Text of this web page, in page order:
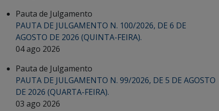
Pauta de Julgamento
PAUTA DE JULGAMENTO N. 100/2026, DE 6 DE
AGOSTO DE 2026 (QUINTA-FEIRA).
04 ago 2026
Pauta de Julgamento
PAUTA DE JULGAMENTO N. 99/2026, DE 5 DE AGOSTO
DE 2026 (QUARTA-FEIRA).
03 ago 2026